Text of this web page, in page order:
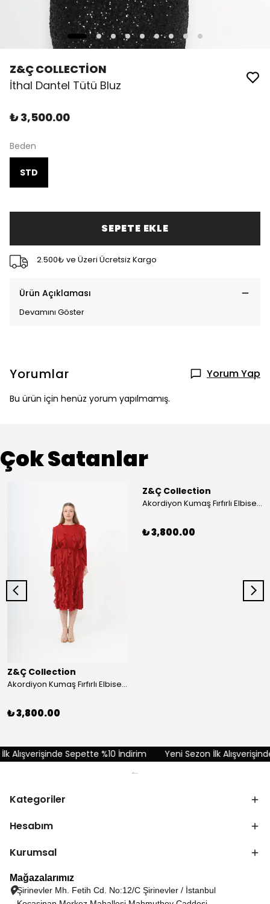
Z&Ç COLLECTİON
İthal Dantel Tütü Bluz
₺ 3,500.00
Beden
STD
SEPETE EKLE
2.500₺ ve Üzeri Ücretsiz Kargo
Ürün Açıklaması
Devamını Göster
Yorumlar Yorum Yap
Bu ürün için henüz yorum yapılmamış.
Çok Satanlar
Z&Ç Collection
Akordiyon Kumaş Fırfırlı Elbise - Kırmızı
₺ 3,800.00
Z&Ç Collection
Akordiyon Kumaş Fırfırlı Elbise - Mavi
₺ 3,800.00
Alışverişinde Sepette %10 İndirim Yeni Sezon İlk
Kategoriler
Hesabım
Kurumsal
Mağazalarımız
Şirinevler Mh. Fetih Cd. No:12/C Şirinevler / İstanbul